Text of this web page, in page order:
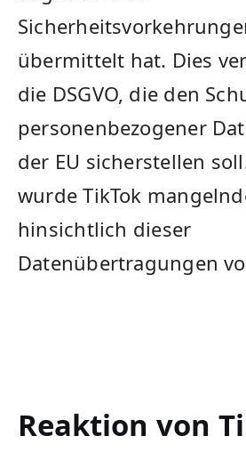
übermittelt hat. Dies
die DSGVO, die den
personenbezogener
der EU sicherstellen
wurde TikTok
​hinsichtlich dieser
Datenübertragungen
Reaktion von‌